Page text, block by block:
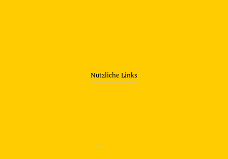
Nützliche Links
—
—
—